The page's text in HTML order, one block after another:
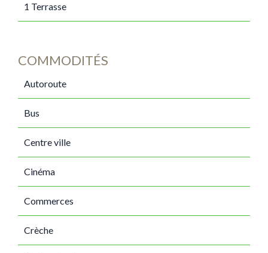
1 Terrasse
COMMODITÉS
Autoroute
Bus
Centre ville
Cinéma
Commerces
Crèche